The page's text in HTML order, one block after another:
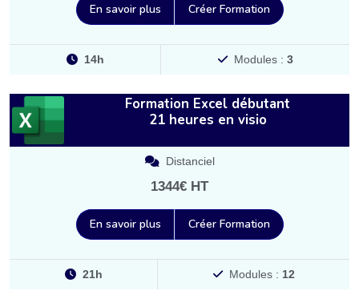
En savoir plus Créer Formation
14h Modules : 3
Formation Excel débutant
21 heures en visio
Distanciel
1344€ HT
En savoir plus Créer Formation
21h Modules : 12